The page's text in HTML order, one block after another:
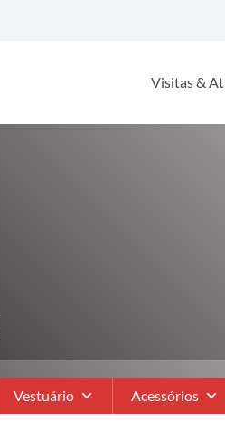
Visitas &
Vestuário Acessórios